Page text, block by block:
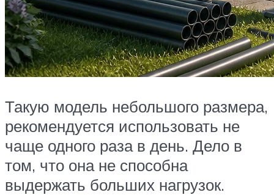
Такую модель небольшого размера,
рекомендуется использовать не
чаще одного раза в день. Дело в
том, что она не способна
выдержать больших нагрузок.